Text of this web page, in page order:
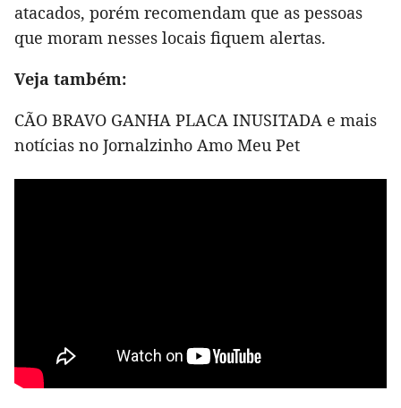
atacados, porém recomendam que as pessoas
que moram nesses locais fiquem alertas.
Veja também:
CÃO BRAVO GANHA PLACA INUSITADA e mais
notícias no Jornalzinho Amo Meu Pet